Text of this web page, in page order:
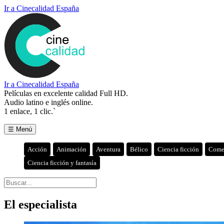
Ir a Cinecalidad España
Ir a Cinecalidad España
Películas en excelente calidad Full HD.
Audio latino e inglés online.
1 enlace, 1 clic.`
☰ Menú
Acción Animación Aventura Bélico Ciencia ficción
Ciencia ficción y fantasía
El especialista